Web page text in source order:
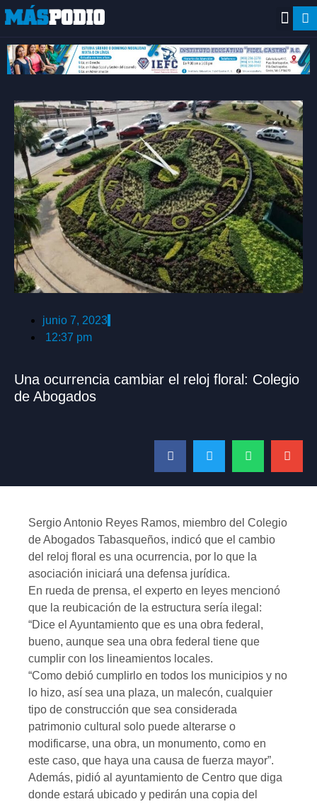
junio 7, 2023
12:37 pm
Una ocurrencia cambiar el reloj floral: Colegio
de Abogados
Sergio Antonio Reyes Ramos, miembro del Colegio
de Abogados Tabasqueños, indicó que el cambio
del reloj floral es una ocurrencia, por lo que la
asociación iniciará una defensa jurídica.
En rueda de prensa, el experto en leyes mencionó
que la reubicación de la estructura sería ilegal:
“Dice el Ayuntamiento que es una obra federal,
bueno, aunque sea una obra federal tiene que
cumplir con los lineamientos locales.
“Como debió cumplirlo en todos los municipios y no
lo hizo, así sea una plaza, un malecón, cualquier
tipo de construcción que sea considerada
patrimonio cultural solo puede alterarse o
modificarse, una obra, un monumento, como en
este caso, que haya una causa de fuerza mayor”.
Además, pidió al ayuntamiento de Centro que diga
donde estará ubicado y pedirán una copia del